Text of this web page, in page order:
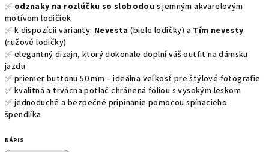
✅ odznaky na rozlúčku so slobodou s jemným akvarelovým
motívom lodičiek
✅ k dispozícii varianty: Nevesta (biele lodičky) a Tím nevesty
(ružové lodičky)
✅ elegantný dizajn, ktorý dokonale doplní váš outfit na dámsku
jazdu
✅ priemer buttonu 50 mm – ideálna veľkosť pre štýlové fotografie
✅ kvalitná a trvácna potlač chránená fóliou s vysokým leskom
✅ jednoduché a bezpečné pripínanie pomocou spínacieho
špendlíka
NÁPIS